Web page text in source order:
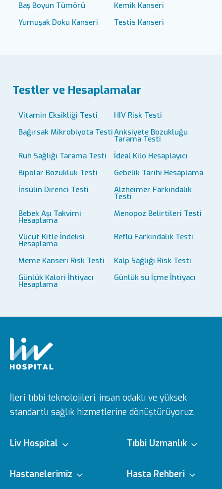
Baş Boyun Tümörü
Kemik Kanseri
Yumuşak Doku Kanseri
Testis Kanseri
Testler ve Hesaplamalar
Vitamin Eksikliği Testi
HIV Risk Testi
Bağırsak Mikrobiyota TestiAnksiyete Bozukluğu
Tarama Testi
Ruh Sağlığı Tarama Testi
İdeal Kilo Hesaplayıcı
Bipolar Bozukluk Testi
Gebelik Tarihi Hesaplama
İnsülin Direnci Testi
Alzheimer Farkındalık
Testi
Bebek Aşı Takvimi
Hesaplama
Menopoz Belirtileri Testi
Vücut Kitle İndeksi
Hesaplama
Reflü Farkındalık Testi
Meme Kanseri Risk Testi
Kalp Sağlığı Risk Testi
Günlük Kalori İhtiyacı
Hesaplama
Günlük su İçme İhtiyacı
İleri tıbbi teknolojileri, insan odaklı ve yüksek
standartlı sağlık hizmetlerine dönüştürüyoruz.
Liv Hospital
Hastanelerimiz
Tıbbi Uzmanlık
Hasta Rehberi